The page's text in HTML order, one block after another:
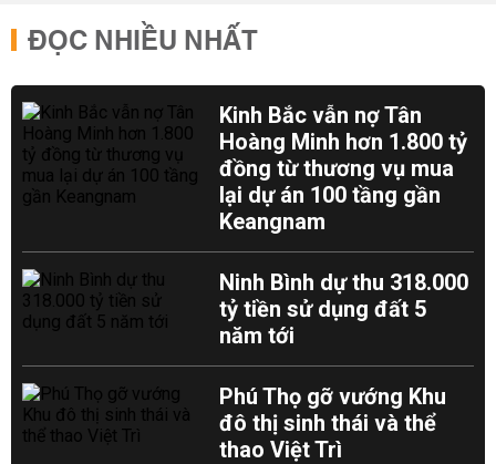
ĐỌC NHIỀU NHẤT
Kinh Bắc vẫn nợ Tân
Hoàng Minh hơn 1.800 tỷ
đồng từ thương vụ mua
lại dự án 100 tầng gần
Keangnam
Ninh Bình dự thu 318.000
tỷ tiền sử dụng đất 5
năm tới
Phú Thọ gỡ vướng Khu
đô thị sinh thái và thể
thao Việt Trì